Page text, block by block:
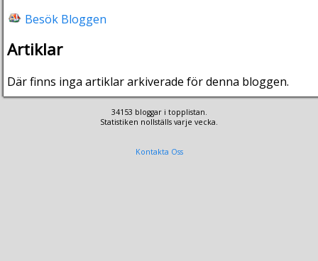
Besök Bloggen
Artiklar
Där finns inga artiklar arkiverade för denna bloggen.
34153 bloggar i topplistan.
Statistiken nollställs varje vecka.
Kontakta Oss